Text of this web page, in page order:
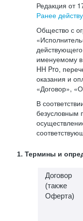
Редакция от
Ранее
Общество с
именуемому
HH Pro,
оказания и
«Договор»,
В
безусловным
1. Термины и
Договор
(также
Оферта)